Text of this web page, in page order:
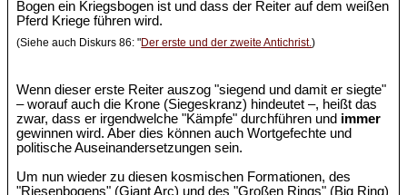
Bogen ein Kriegsbogen ist und dass der Reiter auf dem weißen
Pferd Kriege führen wird.
(Siehe auch Diskurs 86: "Der erste und der zweite Antichrist.)
Wenn dieser erste Reiter auszog "siegend und damit er siegte"
– worauf auch die Krone (Siegeskranz) hindeutet –, heißt das
zwar, dass er irgendwelche "Kämpfe" durchführen und immer
gewinnen wird. Aber dies können auch Wortgefechte und
politische Auseinandersetzungen sein.
Um nun wieder zu diesen kosmischen Formationen, des
"Riesenbogens" (Giant Arc) und des "Großen Rings" (Big Ring)